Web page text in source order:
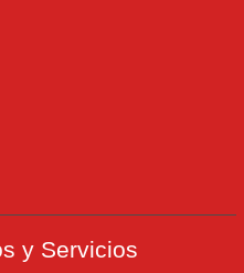
y Servicios